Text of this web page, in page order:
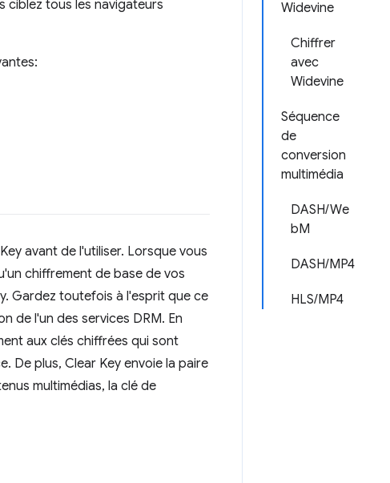
Widevine
Chiffrer
avec
Widevine
Séquence
de
conversion
multimédia
DASH/We
bM
DASH/MP4
HLS/MP4
ciblez tous les navigateurs
avant de l'utiliser. Lorsque vous
chiffrement de base de vos
Gardez toutefois à l'esprit que ce
de l'un des services DRM. En
aux clés chiffrées qui sont
De plus, Clear Key envoie la paire
multimédias, la clé de